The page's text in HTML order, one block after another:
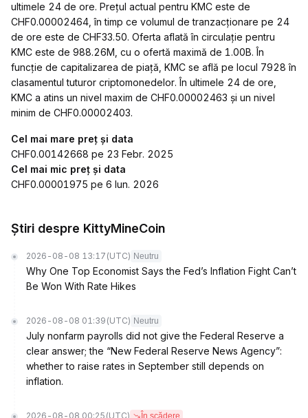
ultimele 24 de ore. Prețul actual pentru KMC este de
CHF0.00002464, în timp ce volumul de tranzacționare pe 24
de ore este de CHF33.50. Oferta aflată în circulație pentru
KMC este de 988.26M, cu o ofertă maximă de 1.00B. În
funcție de capitalizarea de piață, KMC se află pe locul 7928 în
clasamentul tuturor criptomonedelor. În ultimele 24 de ore,
KMC a atins un nivel maxim de CHF0.00002463 și un nivel
minim de CHF0.00002403.
Cel mai mare preț și data
CHF0.00142668 pe 23 Febr. 2025
Cel mai mic preț și data
CHF0.00001975 pe 6 Iun. 2026
Știri despre KittyMineCoin
2026-08-08 13:17 (UTC) Neutru
Why One Top Economist Says the Fed’s Inflation Fight Can’t
Be Won With Rate Hikes
2026-08-08 01:39 (UTC) Neutru
July nonfarm payrolls did not give the Federal Reserve a
clear answer; the “New Federal Reserve News Agency”:
whether to raise rates in September still depends on
inflation.
2026-08-08 00:25 (UTC) În scădere